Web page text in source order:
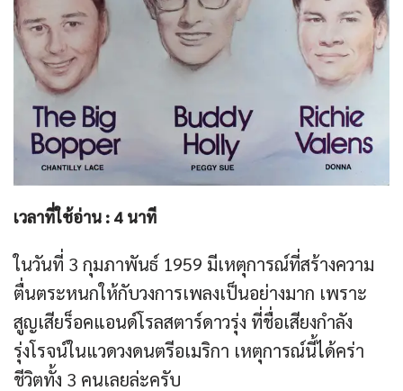
เวลาที่ใช้อ่าน : 4 นาที
ในวันที่ 3 กุมภาพันธ์ 1959 มีเหตุการณ์ที่สร้างความ
ตื่นตระหนกให้กับวงการเพลงเป็นอย่างมาก เพราะ
สูญเสียร็อคแอนด์โรลสตาร์ดาวรุ่ง ที่ชื่อเสียงกำลัง
รุ่งโรจน์ในแวดวงดนตรีอเมริกา เหตุการณ์นี้ได้คร่า
ชีวิตทั้ง 3 คนเลยล่ะครับ